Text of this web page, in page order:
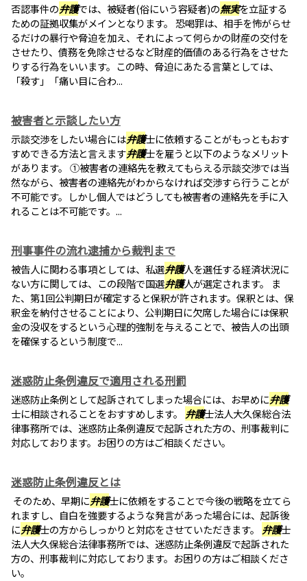
否認事件の弁護では、被疑者(俗にいう容疑者)の無実を立証する
ための証拠収集がメインとなります。 恐喝罪は、相手を怖がらせ
るだけの暴行や脅迫を加え、それによって何らかの財産の交付を
させたり、債務を免除させるなど財産的価値のある行為をさせた
りする行為をいいます。この時、脅迫にあたる言葉としては、
「殺す」「痛い目に合わ...
被害者と示談したい方
示談交渉をしたい場合には弁護士に依頼することがもっともおす
すめできる方法と言えます弁護士を雇うと以下のようなメリット
があります。 ①被害者の連絡先を教えてもらえる示談交渉では当
然ながら、被害者の連絡先がわからなければ交渉すら行うことが
不可能です。しかし個人ではどうしても被害者の連絡先を手に入
れることは不可能です。...
刑事事件の流れ逮捕から裁判まで
被告人に関わる事項としては、私選弁護人を選任する経済状況に
ない方に関しては、この段階で国選弁護人が選定されます。 ま
た、第1回公判期日が確定すると保釈が許されます。保釈とは、保
釈金を納付させることにより、公判期日に欠席した場合には保釈
金の没収をするという心理的強制を与えることで、被告人の出頭
を確保するという制度で...
迷惑防止条例違反で適用される刑罰
迷惑防止条例として起訴されてしまった場合には、お早めに弁護
士に相談されることをおすすめします。 弁護士法人大久保総合法
律事務所では、迷惑防止条例違反で起訴された方の、刑事裁判に
対応しております。お困りの方はご相談ください。
迷惑防止条例違反とは
そのため、早期に弁護士に依頼をすることで今後の戦略を立てら
れますし、自白を強要するような発言があった場合には、起訴後
に弁護士の方からしっかりと対応をさせていただきます。 弁護士
法人大久保総合法律事務所では、迷惑防止条例違反で起訴された
方の、刑事裁判に対応しております。お困りの方はご相談くださ
い。